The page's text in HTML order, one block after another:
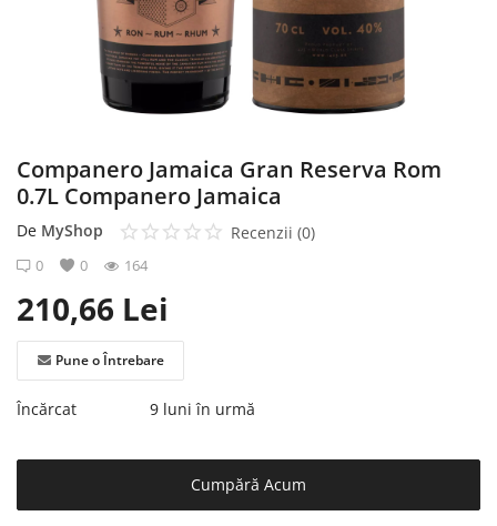
Înregistrare
Companero Jamaica Gran Reserva Rom
0.7L Companero Jamaica
De MyShop Recenzii (0)
0 0 164
210,66 Lei
Pune o Întrebare
Încărcat 9 luni în urmă
Cumpără Acum